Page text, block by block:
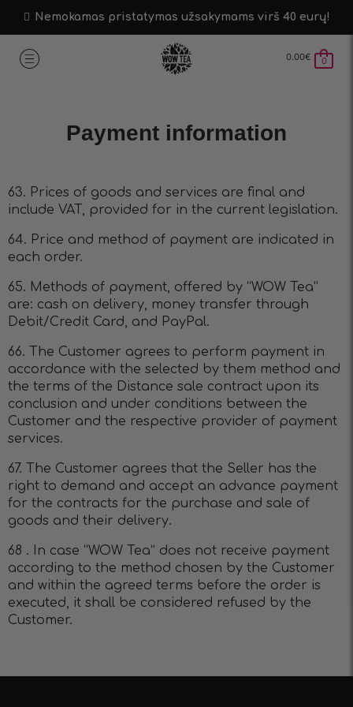
Nemokamas pristatymas užsakymams virš 40 eurų!
0.00€ 0
Payment information
63. Prices of goods and services are final and
include VAT, provided for in the current legislation.
64. Price and method of payment are indicated in
each order.
65. Methods of payment, offered by “WOW Tea”
are: cash on delivery, money transfer through
Debit/Credit Card, and PayPal.
66. The Customer agrees to perform payment in
accordance with the selected by them method and
the terms of the Distance sale contract upon its
conclusion and under conditions between the
Customer and the respective provider of payment
services.
67. The Customer agrees that the Seller has the
right to demand and accept an advance payment
for the contracts for the purchase and sale of
goods and their delivery.
68 . In case “WOW Tea” does not receive payment
according to the method chosen by the Customer
and within the agreed terms before the order is
executed, it shall be considered refused by the
Customer.